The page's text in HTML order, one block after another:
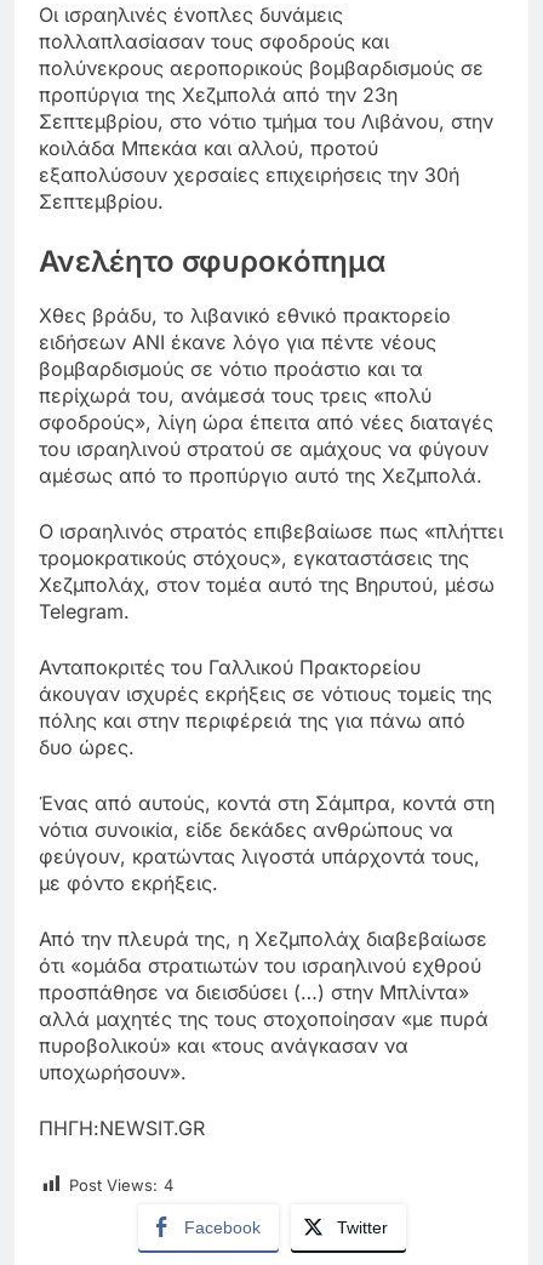
Οι ισραηλινές ένοπλες δυνάμεις
πολλαπλασίασαν τους σφοδρούς και
πολύνεκρους αεροπορικούς βομβαρδισμούς σε
προπύργια της Χεζμπολά από την 23η
Σεπτεμβρίου, στο νότιο τμήμα του Λιβάνου, στην
κοιλάδα Μπεκάα και αλλού, προτού
εξαπολύσουν χερσαίες επιχειρήσεις την 30ή
Σεπτεμβρίου.
Ανελέητο σφυροκόπημα
Χθες βράδυ, το λιβανικό εθνικό πρακτορείο
ειδήσεων ANI έκανε λόγο για πέντε νέους
βομβαρδισμούς σε νότιο προάστιο και τα
περίχωρά του, ανάμεσά τους τρεις «πολύ
σφοδρούς», λίγη ώρα έπειτα από νέες διαταγές
του ισραηλινού στρατού σε αμάχους να φύγουν
αμέσως από το προπύργιο αυτό της Χεζμπολά.
Ο ισραηλινός στρατός επιβεβαίωσε πως «πλήττει
τρομοκρατικούς στόχους», εγκαταστάσεις της
Χεζμπολάχ, στον τομέα αυτό της Βηρυτού, μέσω
Telegram.
Ανταποκριτές του Γαλλικού Πρακτορείου
άκουγαν ισχυρές εκρήξεις σε νότιους τομείς της
πόλης και στην περιφέρειά της για πάνω από
δυο ώρες.
Ένας από αυτούς, κοντά στη Σάμπρα, κοντά στη
νότια συνοικία, είδε δεκάδες ανθρώπους να
φεύγουν, κρατώντας λιγοστά υπάρχοντά τους,
με φόντο εκρήξεις.
Από την πλευρά της, η Χεζμπολάχ διαβεβαίωσε
ότι «ομάδα στρατιωτών του ισραηλινού εχθρού
προσπάθησε να διεισδύσει (…) στην Μπλίντα»
αλλά μαχητές της τους στοχοποίησαν «με πυρά
πυροβολικού» και «τους ανάγκασαν να
υποχωρήσουν».
ΠΗΓΗ:NEWSIT.GR
Post Views: 4
Facebook Twitter